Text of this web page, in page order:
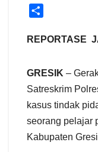
a
e
REPORTASE
GRESIK –
Satreskrim
kasus tindak
seorang pelajar
Kabupaten